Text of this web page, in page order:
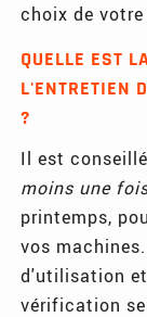
choix de
QUELLE EST
L'ENTRETIEN
?
Il est
moins une
printemps,
vos
d'utilisation
vérification